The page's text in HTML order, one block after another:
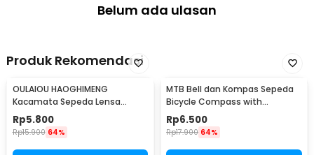
Belum ada ulasan
Produk Rekomendasi
OULAIOU HAOGHIMENG
Kacamata Sepeda Lensa
Mercury Cycling Outdoor Sport
- 3015
Rp5.800
Rp15.900 64%
MTB Bell dan Kompas Sepeda
Bicycle Compass with
Trumpet Bell Aluminium -
R2194
Rp6.500
Rp17.900 64%